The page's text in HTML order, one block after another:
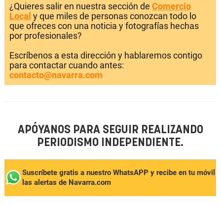
¿Quieres salir en nuestra sección de Comercio
Local y que miles de personas conozcan todo lo
que ofreces con una noticia y fotografías hechas
por profesionales?
Escríbenos a esta dirección y hablaremos contigo
para contactar cuando antes:
contacto@navarra.com
APÓYANOS PARA SEGUIR REALIZANDO
PERIODISMO INDEPENDIENTE.
Suscríbete gratis a nuestro WhatsAPP y recibe en tu móvil
las alertas de Navarra.com